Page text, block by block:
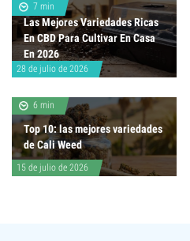
7 min
Las Mejores Variedades Ricas
En CBD Para Cultivar En Casa
En 2026
28 de julio de 2026
6 min
Top 10: las mejores variedades
de Cali Weed
15 de julio de 2026